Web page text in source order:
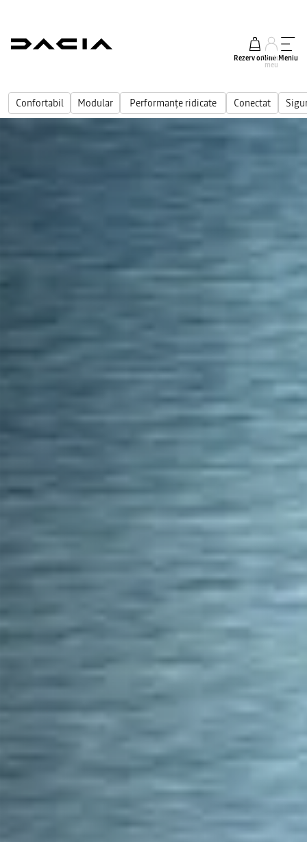
Rezerv online
Contul
meu
Meniu
Confortabil Modular Performanțe ridicate Conectat